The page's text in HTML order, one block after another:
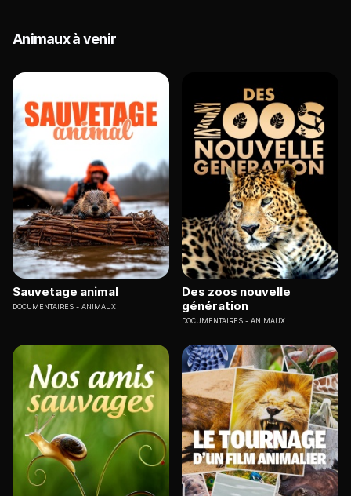
Animaux à venir
Sauvetage animal
DOCUMENTAIRES ANIMAUX
Des zoos nouvelle
génération
DOCUMENTAIRES ANIMAUX